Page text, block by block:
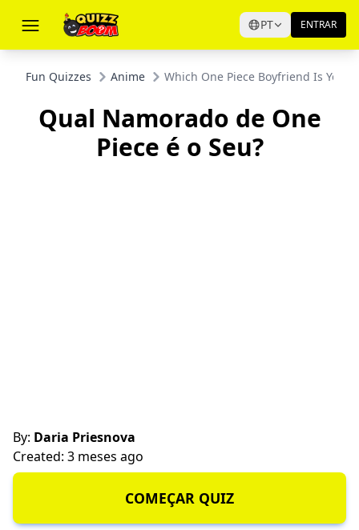
PT ENTRAR
Fun Quizzes Anime Which One Piece Boyfriend Is
Qual Namorado de One
Piece é o Seu?
By: Daria Priesnova
Created: 3 meses ago
COMEÇAR QUIZ